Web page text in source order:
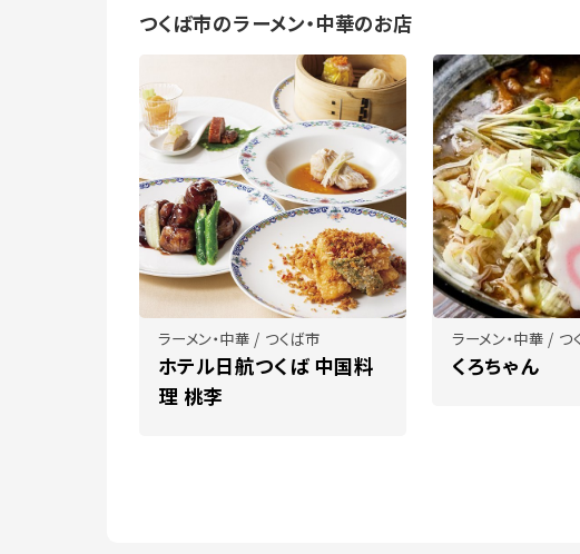
つくば市のラーメン・中華のお店
ラーメン・中華 / つくば市
ホテル日航つくば 中国料
理 桃李
ラーメン・中華 / つ
くろちゃん